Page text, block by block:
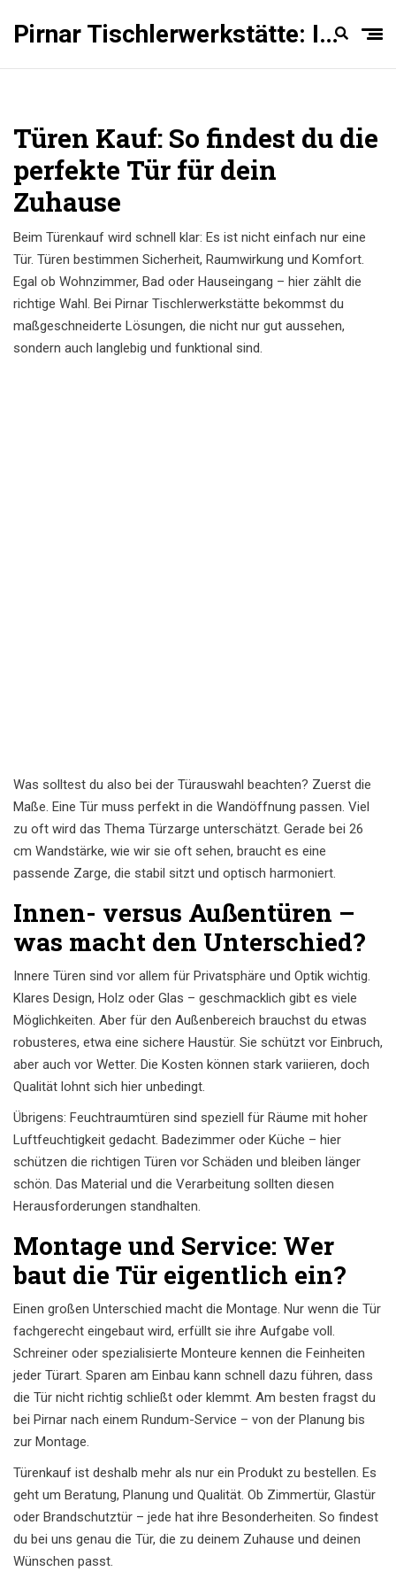
Pirnar Tischlerwerkstätte: Innentüren Experten
Türen Kauf: So findest du die
perfekte Tür für dein
Zuhause
Beim Türenkauf wird schnell klar: Es ist nicht einfach nur eine
Tür. Türen bestimmen Sicherheit, Raumwirkung und Komfort.
Egal ob Wohnzimmer, Bad oder Hauseingang – hier zählt die
richtige Wahl. Bei Pirnar Tischlerwerkstätte bekommst du
maßgeschneiderte Lösungen, die nicht nur gut aussehen,
sondern auch langlebig und funktional sind.
Was solltest du also bei der Türauswahl beachten? Zuerst die
Maße. Eine Tür muss perfekt in die Wandöffnung passen. Viel
zu oft wird das Thema Türzarge unterschätzt. Gerade bei 26
cm Wandstärke, wie wir sie oft sehen, braucht es eine
passende Zarge, die stabil sitzt und optisch harmoniert.
Innen- versus Außentüren –
was macht den Unterschied?
Innere Türen sind vor allem für Privatsphäre und Optik wichtig.
Klares Design, Holz oder Glas – geschmacklich gibt es viele
Möglichkeiten. Aber für den Außenbereich brauchst du etwas
robusteres, etwa eine sichere Haustür. Sie schützt vor Einbruch,
aber auch vor Wetter. Die Kosten können stark variieren, doch
Qualität lohnt sich hier unbedingt.
Übrigens: Feuchtraumtüren sind speziell für Räume mit hoher
Luftfeuchtigkeit gedacht. Badezimmer oder Küche – hier
schützen die richtigen Türen vor Schäden und bleiben länger
schön. Das Material und die Verarbeitung sollten diesen
Herausforderungen standhalten.
Montage und Service: Wer
baut die Tür eigentlich ein?
Einen großen Unterschied macht die Montage. Nur wenn die Tür
fachgerecht eingebaut wird, erfüllt sie ihre Aufgabe voll.
Schreiner oder spezialisierte Monteure kennen die Feinheiten
jeder Türart. Sparen am Einbau kann schnell dazu führen, dass
die Tür nicht richtig schließt oder klemmt. Am besten fragst du
bei Pirnar nach einem Rundum-Service – von der Planung bis
zur Montage.
Türenkauf ist deshalb mehr als nur ein Produkt zu bestellen. Es
geht um Beratung, Planung und Qualität. Ob Zimmertür, Glastür
oder Brandschutztür – jede hat ihre Besonderheiten. So findest
du bei uns genau die Tür, die zu deinem Zuhause und deinen
Wünschen passt.